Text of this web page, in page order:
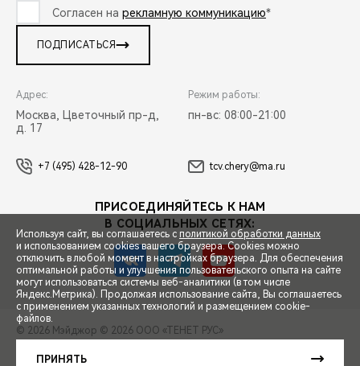
СПЕЦПРЕДЛОЖЕНИЯ
ЗАПИСЬ НА ТЕСТ-ДРАЙВ
Согласен на рекламную коммуникацию*
ПОДПИСАТЬСЯ
Адрес:
Москва, Цветочный пр-д,
д. 17
Режим работы:
пн-вс: 08:00-21:00
+7 (495) 428-12-90 tcv.chery@ma.ru
ПРИСОЕДИНЯЙТЕСЬ К НАМ
В СОЦИАЛЬНЫХ СЕТЯХ:
© 2026 Мэйджор © 2026 ООО «ТЕНЕТ РУС»
Используя сайт, вы соглашаетесь с политикой обработки данных
и использованием cookies вашего браузера. Cookies можно
отключить в любой момент в настройках браузера. Для обеспечения
оптимальной работы и улучшения пользовательского опыта на сайте
могут использоваться системы веб-аналитики (в том числе
Яндекс.Метрика). Продолжая использование сайта, Вы соглашаетесь
с применением указанных технологий и размещением cookie-
файлов.
ПРИНЯТЬ